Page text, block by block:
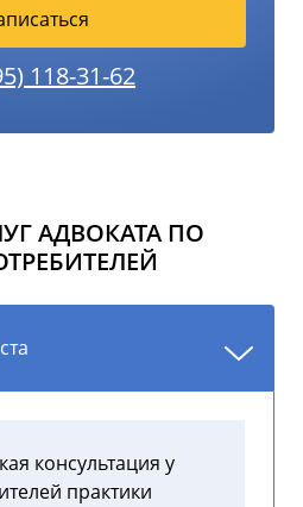
118-31-62
АДВОКАТА ПО
консультация у
практики